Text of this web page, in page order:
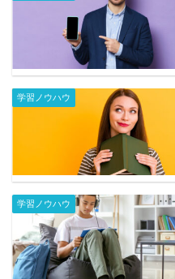
学習ノウハウ
学習ノウハウ